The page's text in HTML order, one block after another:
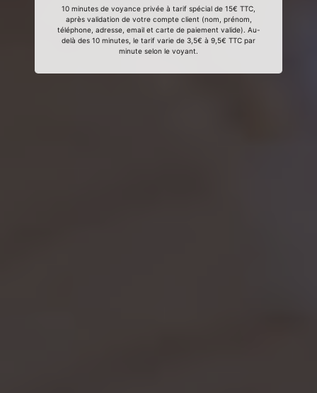
10 minutes de voyance privée à tarif spécial de 15€ TTC,
après validation de votre compte client (nom, prénom,
téléphone, adresse, email et carte de paiement valide). Au-
delà des 10 minutes, le tarif varie de 3,5€ à 9,5€ TTC par
minute selon le voyant.